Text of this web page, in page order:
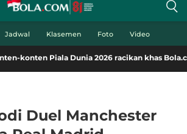
Jadwal Klasemen Foto Video
Dunia 2026 racikan khas Bola.com. Klik di
Duel Manchester